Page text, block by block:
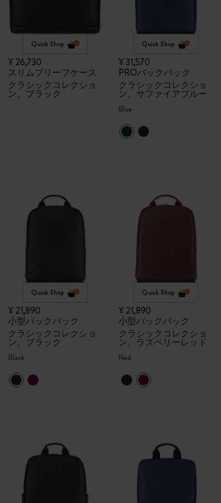
Quick Shop
¥ 26,730
スリムブリーフケース
クラシックコレクショ
ン、ブラック
Quick Shop
¥ 31,570
PROバックパック
クラシックコレクショ
ン、サファイアブルー
Blue
Quick Shop
¥ 21,890
小型バックパック
クラシックコレクショ
ン、ブラック
Black
Quick Shop
¥ 21,890
小型バックパック
クラシックコレクショ
ン、ラズベリーレッド
Red